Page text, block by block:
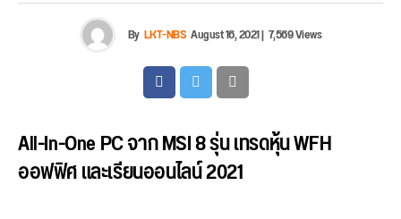
By LKT-NBSAugust 16, 2021| 7,569 Views
All-In-One PC จาก MSI 8 รุ่น เทรดหุ้น WFH
ออฟฟิศ และเรียนออนไลน์ 2021